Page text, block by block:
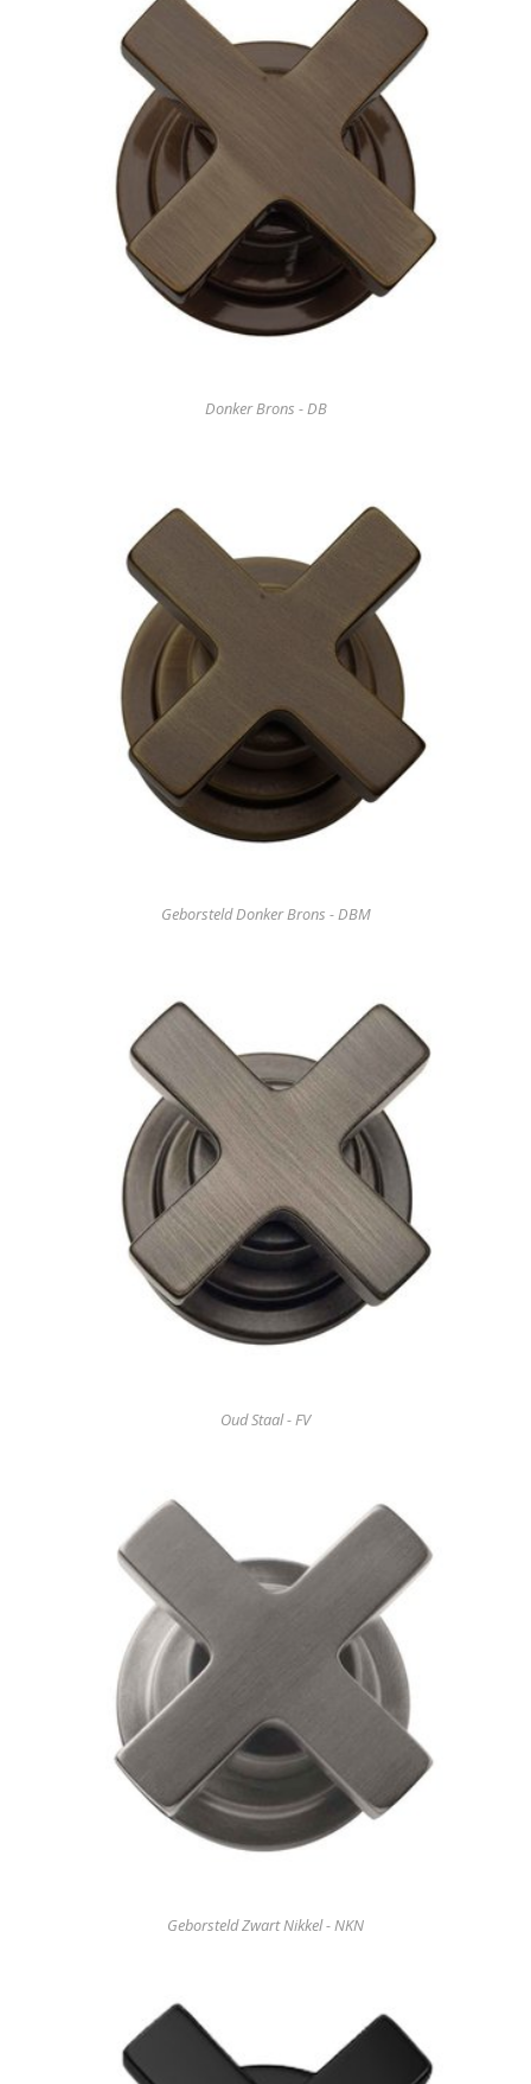
Donker Brons - DB
Geborsteld Donker Brons - DBM
Oud Staal - FV
Geborsteld Zwart Nikkel - NKN